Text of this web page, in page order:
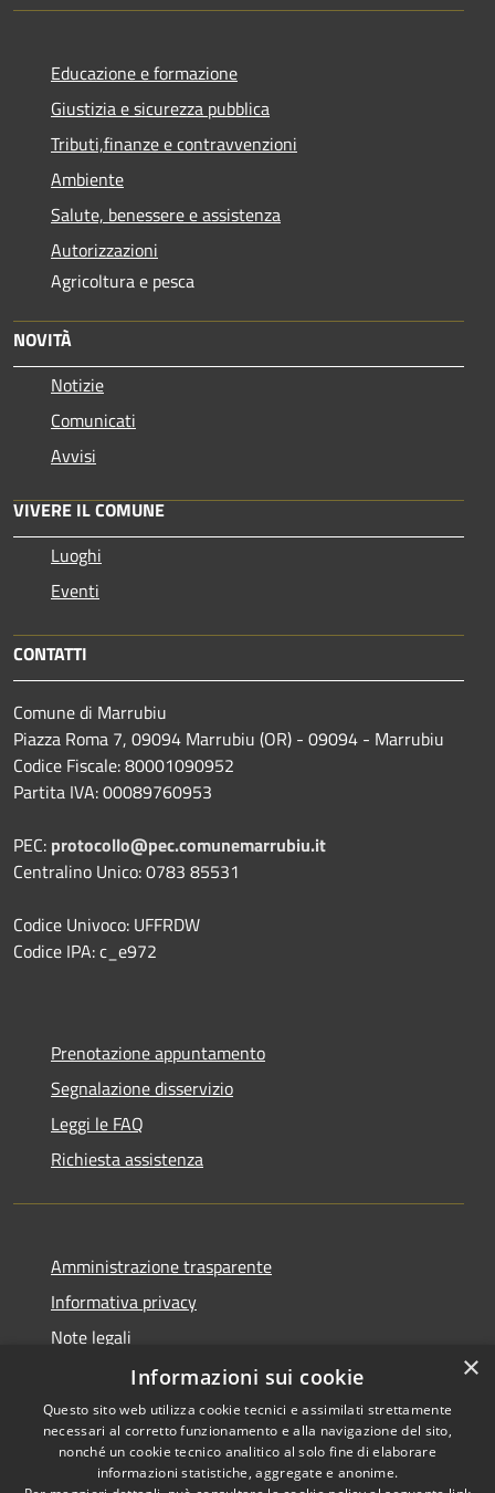
Educazione e formazione
Giustizia e sicurezza pubblica
Tributi,finanze e contravvenzioni
Ambiente
Salute, benessere e assistenza
Autorizzazioni
Agricoltura e pesca
NOVITÀ
Notizie
Comunicati
Avvisi
VIVERE IL COMUNE
Luoghi
Eventi
CONTATTI
Comune di Marrubiu
Piazza Roma 7, 09094 Marrubiu (OR) - 09094 - Marrubiu
Codice Fiscale: 80001090952
Partita IVA: 00089760953
PEC: protocollo@pec.comunemarrubiu.it
Centralino Unico: 0783 85531
Codice Univoco: UFFRDW
Codice IPA: c_e972
Prenotazione appuntamento
Segnalazione disservizio
Leggi le FAQ
Richiesta assistenza
Amministrazione trasparente
Informativa privacy
Note legali
Dichiarazione di accessibilità
RSS Copyright © 2026 • Comune di
×
Informazioni sui cookie
Questo sito web utilizza cookie tecnici e assimilati strettamente
necessari al corretto funzionamento e alla navigazione del sito,
nonché un cookie tecnico analitico al solo fine di elaborare
informazioni statistiche, aggregate e anonime.